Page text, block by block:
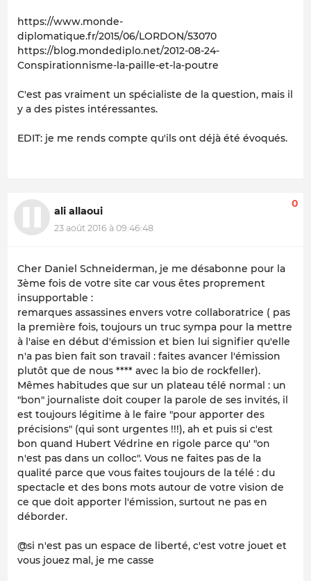
https://www.monde-
diplomatique.fr/2015/06/LORDON/53070
https://blog.mondediplo.net/2012-08-24-
Conspirationnisme-la-paille-et-la-poutre
C'est pas vraiment un spécialiste de la question, mais il
y a des pistes intéressantes.
EDIT: je me rends compte qu'ils ont déjà été évoqués.
ali allaoui
23 août 2016 à 09:46:48
0
Cher Daniel Schneiderman, je me désabonne pour la
3ème fois de votre site car vous êtes proprement
insupportable :
remarques assassines envers votre collaboratrice ( pas
la première fois, toujours un truc sympa pour la mettre
à l'aise en début d'émission et bien lui signifier qu'elle
n'a pas bien fait son travail : faites avancer l'émission
plutôt que de nous **** avec la bio de rockfeller).
Mêmes habitudes que sur un plateau télé normal : un
"bon" journaliste doit couper la parole de ses invités, il
est toujours légitime à le faire "pour apporter des
précisions" (qui sont urgentes !!!), ah et puis si c'est
bon quand Hubert Védrine en rigole parce qu' "on
n'est pas dans un colloc". Vous ne faites pas de la
qualité parce que vous faites toujours de la télé : du
spectacle et des bons mots autour de votre vision de
ce que doit apporter l'émission, surtout ne pas en
déborder.
@si n'est pas un espace de liberté, c'est votre jouet et
vous jouez mal, je me casse